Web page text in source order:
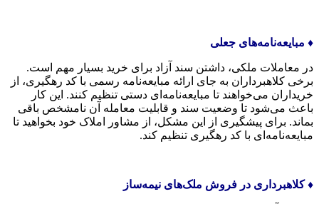
♦️ مبایعه‌نامه‌های جعلی
در معاملات ملکی، داشتن سند آزاد برای خرید بسیار مهم است.
برخی کلاهبرداران به جای ارائه مبایعه‌نامه رسمی با کد رهگیری، از
خریداران می‌خواهند تا مبایعه‌نامه‌ای دستی تنظیم کنند. این کار
باعث می‌شود تا وضعیت سند و قابلیت معامله آن نامشخص باقی
بماند. برای پیشگیری از این مشکل، از مشاور املاک خود بخواهید تا
مبایعه‌نامه‌ای با کد رهگیری تنظیم کند.
♦️ کلاهبرداری در فروش ملک‌های نیمه‌ساز